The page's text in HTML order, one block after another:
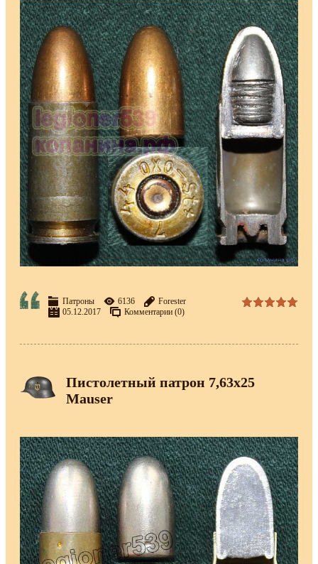
Патроны 6136
Forester
05.12.2017
Комментарии (0)
Пистолетный патрон 7,63х25
Mauser